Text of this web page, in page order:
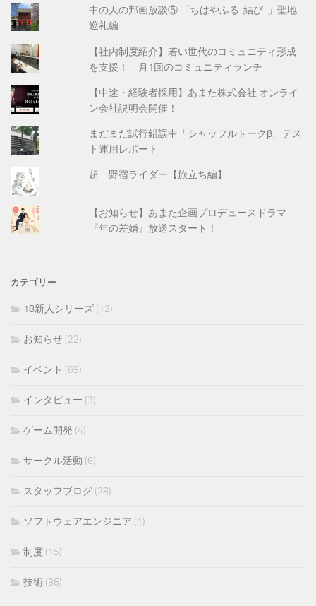
中の人の邦画放談⑤ 「ちはやふる-結び-」聖地
巡礼編
【社内制度紹介】若い世代のコミュニティ形成
を支援！ 月1回のコミュニティランチ
【中途・経験者採用】あまた株式会社 オンライ
ン会社説明会開催！
まだまだ試行錯誤中「シャッフルトークβ」テス
ト運用レポート
超 野宿ライダー【旅立ち編】
【お知らせ】あまた企画プロデュースドラマ
『年の差婚』放送スタート！
カテゴリー
18新人シリーズ (12)
お知らせ (22)
イベント (69)
インタビュー (3)
ゲーム開発 (4)
サークル活動 (6)
スタッフブログ (28)
ソフトウェアエンジニア (1)
制度 (15)
技術 (36)